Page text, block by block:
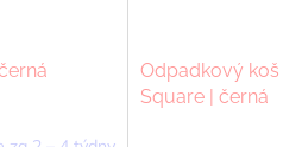
Odpadkový koš
Square | černá